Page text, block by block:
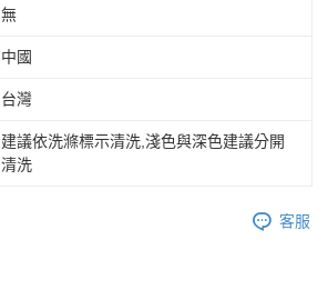
無
中國
台灣
建議依洗滌標示清洗,淺色與深色建議分開
清洗
客服